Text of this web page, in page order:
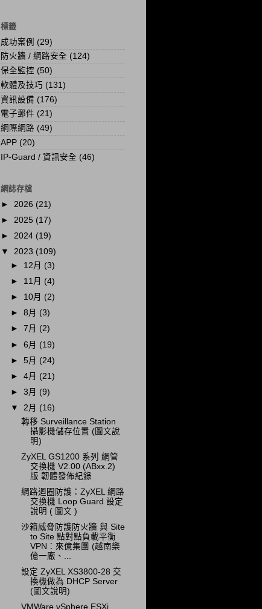
標籤
成功案例 (29)
防火牆 / 網路安全 (124)
保全監控 (50)
軟體及技巧 (131)
資訊設備 (176)
電子郵件 (21)
網際網路 (49)
APP (20)
IP-Guard / 資訊安全 (46)
網誌存檔
► 2026 (21)
► 2025 (17)
► 2024 (19)
▼ 2023 (109)
► 12月 (3)
► 11月 (4)
► 10月 (2)
►8月 (3)
►7月 (2)
►6月 (19)
►5月 (24)
►4月 (21)
►3月 (9)
▼2月 (16)
轉移 Surveillance Station
攝影機儲存位置 (圖文說
明)
ZyXEL GS1200 系列 網管
交換機 V2.00 (ABxx.2)
版 韌體發佈紀錄
網路迴圈防護：ZyXEL 網路
交換機 Loop Guard 設定
說明 ( 圖文 )
沙箱威脅防護防火牆 與 Site
to Site 點對點負載平衡
VPN：來億集團 (越南樂
億一廠、...
設定 ZyXEL XS3800-28 交
換機做為 DHCP Server
(圖文說明)
VMWare vSphere ESXi